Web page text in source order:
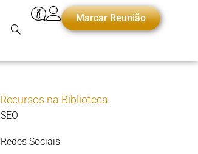
Marcar Reunião
Recursos na Biblioteca
SEO
Redes Sociais